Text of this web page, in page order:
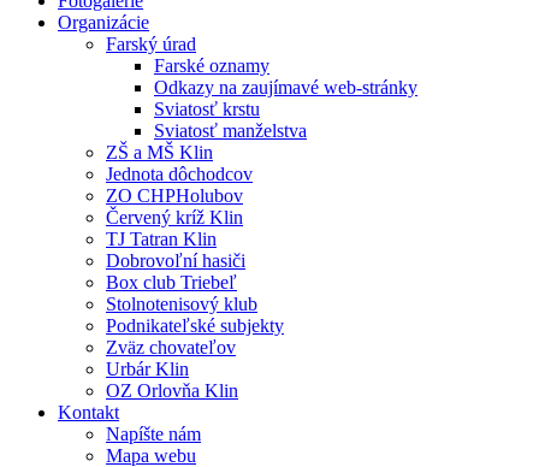
Organizácie
Farský úrad
Farské oznamy
Odkazy na zaujímavé web-stránky
Sviatosť krstu
Sviatosť manželstva
ZŠ a MŠ Klin
Jednota dôchodcov
ZO CHPHolubov
Červený kríž Klin
TJ Tatran Klin
Dobrovoľní hasiči
Box club Triebeľ
Stolnotenisový klub
Podnikateľské subjekty
Zväz chovateľov
Urbár Klin
OZ Orlovňa Klin
Kontakt
Napíšte nám
Mapa webu